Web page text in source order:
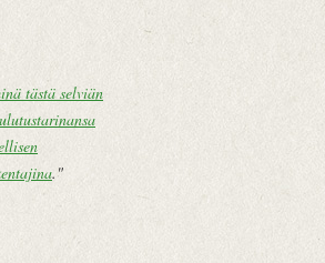
tästä selviän
."